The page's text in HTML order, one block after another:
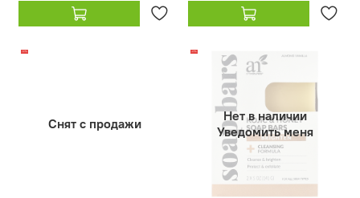
Снят с продажи
-12%
Нет в наличии
Уведомить меня
-21%